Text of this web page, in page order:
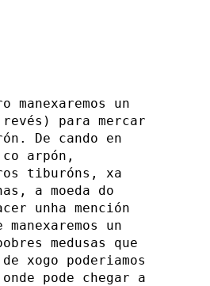
un
para mercar
De cando en
arpón,
tiburóns, xa
a moeda do
unha mención
un
medusas que
xogo poderiamos
pode chegar a